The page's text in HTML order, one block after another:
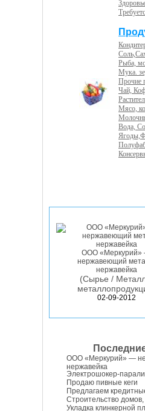
Рыба,
Мука.
Прочие
Чай,
Мясо,
Вода,
ООО
нержавеющий
нержавейка
(Сырье /
02-09-2012
ООО «Меркурий» —
нержавейка
Электрошокер-
Продаю пивные кеги
Предлагаем
Строительство
Укладка клинкерной